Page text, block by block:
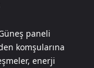
paneli
komşularına
enerji